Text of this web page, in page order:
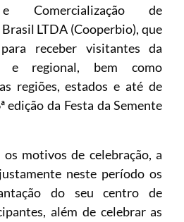
e Comercialização de
LTDA (Cooperbio), que
receber visitantes da
e regional, bem como
regiões, estados e até de
edição da Festa da Semente
motivos de celebração, a
neste período os
do seu centro de
além de celebrar as